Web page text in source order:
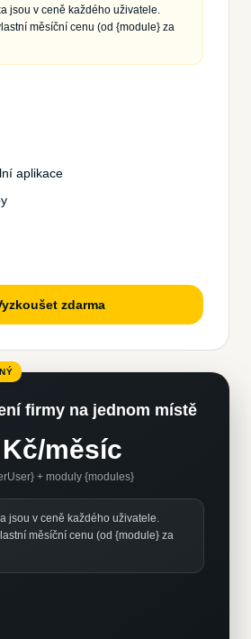
jsou v ceně každého uživatele.
měsíční cenu (od {module} za
aplikace
zdarma
firmy na jednom místě
Kč/měsíc
+ moduly {modules}
jsou v ceně každého uživatele.
měsíční cenu (od {module} za